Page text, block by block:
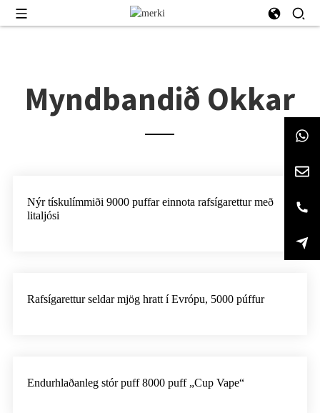
Myndbandið Okkar
Nýr tískulímmiði 9000 puffar einnota rafsígarettur með
litaljósi
Rafsígarettur seldar mjög hratt í Evrópu, 5000 púffur
Endurhlaðanleg stór puff 8000 puff „Cup Vape“